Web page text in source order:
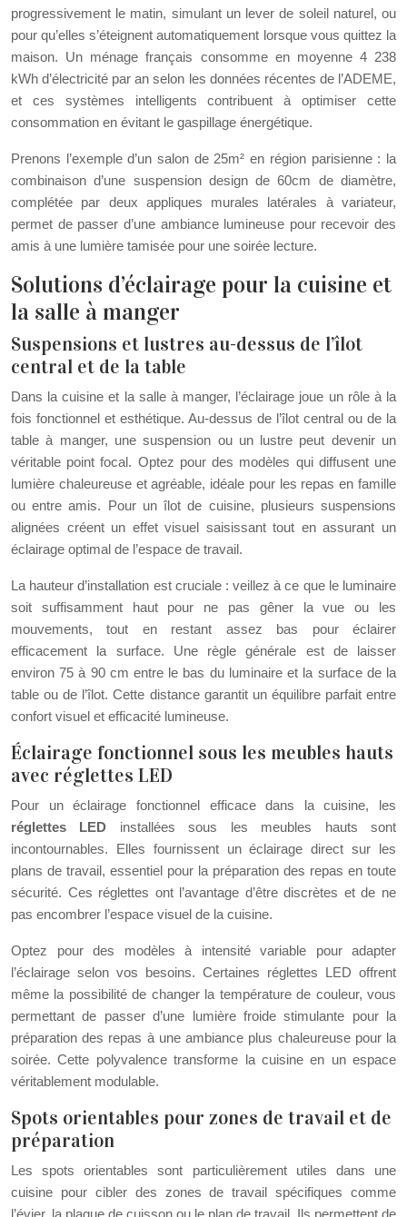
progressivement le matin, simulant un lever de soleil naturel, ou
pour qu’elles s’éteignent automatiquement lorsque vous quittez la
maison. Un ménage français consomme en moyenne 4 238
kWh d’électricité par an selon les données récentes de l’ADEME,
et ces systèmes intelligents contribuent à optimiser cette
consommation en évitant le gaspillage énergétique.
Prenons l’exemple d’un salon de 25m² en région parisienne : la
combinaison d’une suspension design de 60cm de diamètre,
complétée par deux appliques murales latérales à variateur,
permet de passer d’une ambiance lumineuse pour recevoir des
amis à une lumière tamisée pour une soirée lecture.
Solutions d’éclairage pour la cuisine et
la salle à manger
Suspensions et lustres au-dessus de l’îlot
central et de la table
Dans la cuisine et la salle à manger, l’éclairage joue un rôle à la
fois fonctionnel et esthétique. Au-dessus de l’îlot central ou de la
table à manger, une suspension ou un lustre peut devenir un
véritable point focal. Optez pour des modèles qui diffusent une
lumière chaleureuse et agréable, idéale pour les repas en famille
ou entre amis. Pour un îlot de cuisine, plusieurs suspensions
alignées créent un effet visuel saisissant tout en assurant un
éclairage optimal de l’espace de travail.
La hauteur d’installation est cruciale : veillez à ce que le luminaire
soit suffisamment haut pour ne pas gêner la vue ou les
mouvements, tout en restant assez bas pour éclairer
efficacement la surface. Une règle générale est de laisser
environ 75 à 90 cm entre le bas du luminaire et la surface de la
table ou de l’îlot. Cette distance garantit un équilibre parfait entre
confort visuel et efficacité lumineuse.
Éclairage fonctionnel sous les meubles hauts
avec réglettes LED
Pour un éclairage fonctionnel efficace dans la cuisine, les
réglettes LED installées sous les meubles hauts sont
incontournables. Elles fournissent un éclairage direct sur les
plans de travail, essentiel pour la préparation des repas en toute
sécurité. Ces réglettes ont l’avantage d’être discrètes et de ne
pas encombrer l’espace visuel de la cuisine.
Optez pour des modèles à intensité variable pour adapter
l’éclairage selon vos besoins. Certaines réglettes LED offrent
même la possibilité de changer la température de couleur, vous
permettant de passer d’une lumière froide stimulante pour la
préparation des repas à une ambiance plus chaleureuse pour la
soirée. Cette polyvalence transforme la cuisine en un espace
véritablement modulable.
Spots orientables pour zones de travail et de
préparation
Les spots orientables sont particulièrement utiles dans une
cuisine pour cibler des zones de travail spécifiques comme
l’évier, la plaque de cuisson ou le plan de travail. Ils permettent de